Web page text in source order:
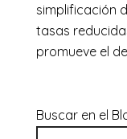
simplificación
tasas
promueve el
Buscar en el